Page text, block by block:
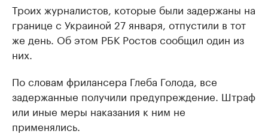
Троих журналистов, которые были задержаны на
границе с Украиной 27 января, отпустили в тот
же день. Об этом РБК Ростов сообщил один из
них.
По словам фрилансера Глеба Голода, все
задержанные получили предупреждение. Штраф
или иные меры наказания к ним не
применялись.